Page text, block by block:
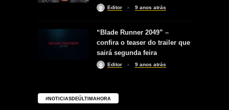
Editor 9 anos atrás
“Blade Runner 2049” –
confira o teaser do trailer que
sairá segunda feira
Editor 9 anos atrás
#NOTICIASDEÚLTIMAHORA